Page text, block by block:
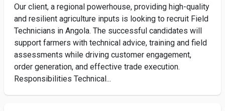
Our client, a regional powerhouse, providing high-quality
and resilient agriculture inputs is looking to recruit Field
Technicians in Angola. The successful candidates will
support farmers with technical advice, training and field
assessments while driving customer engagement,
order generation, and effective trade execution.
Responsibilities Technical...